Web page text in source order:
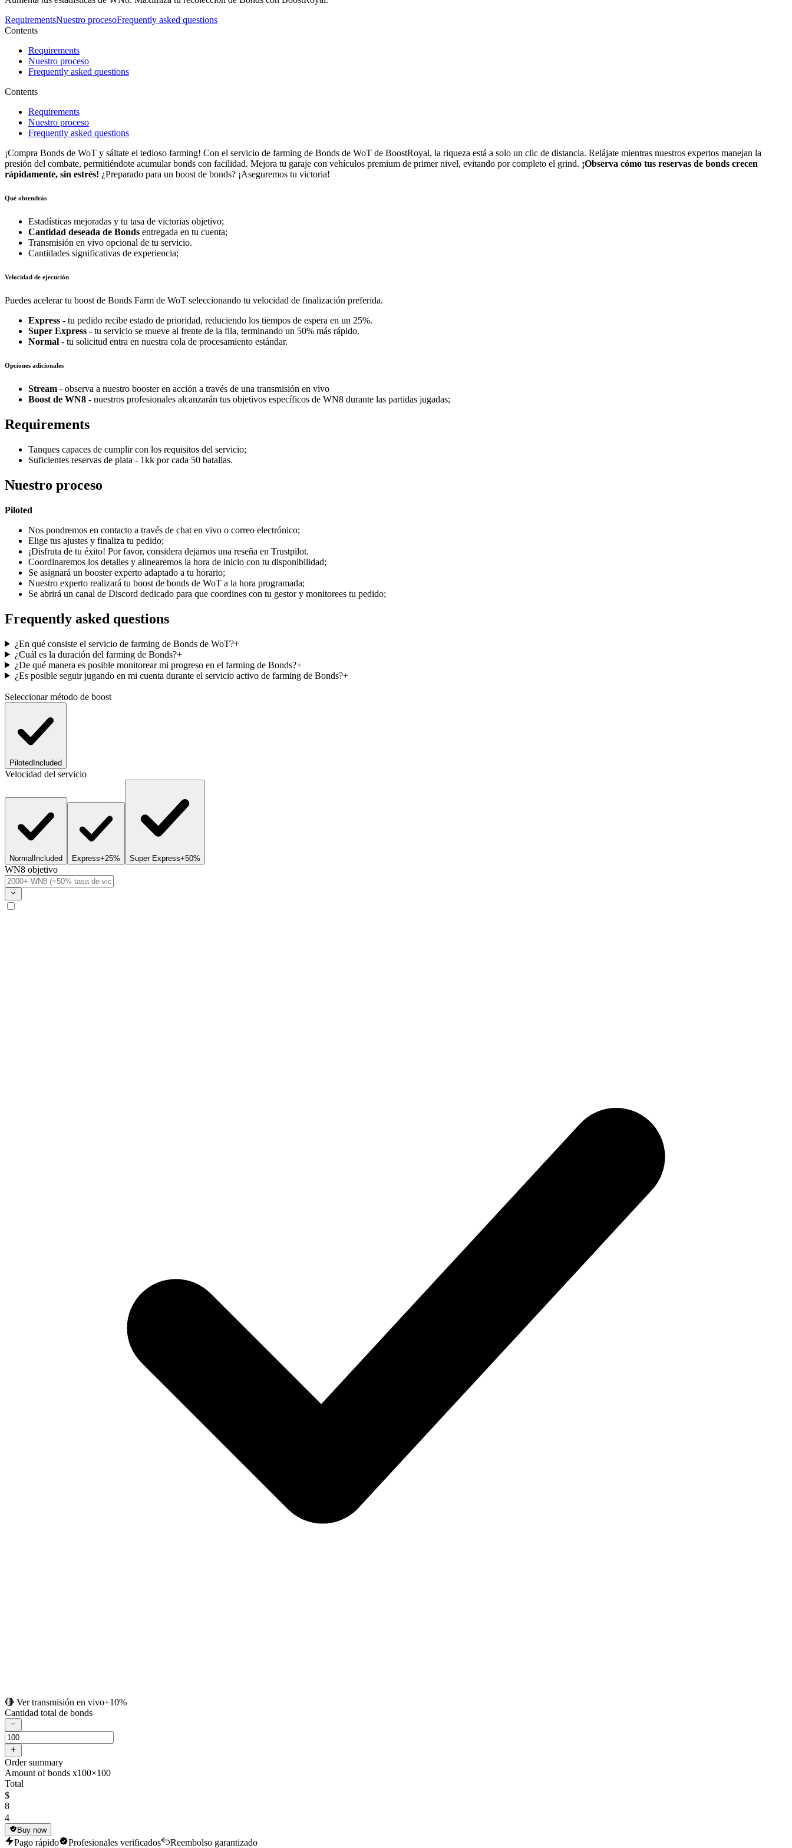
RequirementsNuestro procesoFrequently asked questions
Contents
Requirements
Nuestro proceso
Frequently asked questions
Contents
Requirements
Nuestro proceso
Frequently asked questions
¡Compra Bonds de WoT y sáltate el tedioso farming! Con el servicio de farming de Bonds de WoT de BoostRoyal, la riqueza está a solo un clic de distancia. Relájate mientras nuestros expertos manejan la
presión del combate, permitiéndote acumular bonds con facilidad. Mejora tu garaje con vehículos premium de primer nivel, evitando por completo el grind. ¡Observa cómo tus reservas de bonds crecen
rápidamente, sin estrés! ¿Preparado para un boost de bonds? ¡Aseguremos tu victoria!
Qué obtendrás
Estadísticas mejoradas y tu tasa de victorias objetivo;
Cantidad deseada de Bonds entregada en tu cuenta;
Transmisión en vivo opcional de tu servicio.
Cantidades significativas de experiencia;
Velocidad de ejecución
Puedes acelerar tu boost de Bonds Farm de WoT seleccionando tu velocidad de finalización preferida.
Express - tu pedido recibe estado de prioridad, reduciendo los tiempos de espera en un 25%.
Super Express - tu servicio se mueve al frente de la fila, terminando un 50% más rápido.
Normal - tu solicitud entra en nuestra cola de procesamiento estándar.
Opciones adicionales
Stream - observa a nuestro booster en acción a través de una transmisión en vivo
Boost de WN8 - nuestros profesionales alcanzarán tus objetivos específicos de WN8 durante las partidas jugadas;
Requirements
Tanques capaces de cumplir con los requisitos del servicio;
Suficientes reservas de plata - 1kk por cada 50 batallas.
Nuestro proceso
Piloted
Nos pondremos en contacto a través de chat en vivo o correo electrónico;
Elige tus ajustes y finaliza tu pedido;
¡Disfruta de tu éxito! Por favor, considera dejarnos una reseña en Trustpilot.
Coordinaremos los detalles y alinearemos la hora de inicio con tu disponibilidad;
Se asignará un booster experto adaptado a tu horario;
Nuestro experto realizará tu boost de bonds de WoT a la hora programada;
Se abrirá un canal de Discord dedicado para que coordines con tu gestor y monitorees tu pedido;
Frequently asked questions
¿En qué consiste el servicio de farming de Bonds de WoT?+
¿Cuál es la duración del farming de Bonds?+
¿De qué manera es posible monitorear mi progreso en el farming de Bonds?+
¿Es posible seguir jugando en mi cuenta durante el servicio activo de farming de Bonds?+
Seleccionar método de boost
PilotedIncluded
Velocidad del servicio
NormalIncluded Express+25% Super Express+50%
WN8 objetivo
🔴 Ver transmisión en vivo+10%
Cantidad total de bonds
Order summary
Amount of bonds x100×100
Total
$
8
4
Buy now
Pago rápido Profesionales verificados Reembolso garantizado